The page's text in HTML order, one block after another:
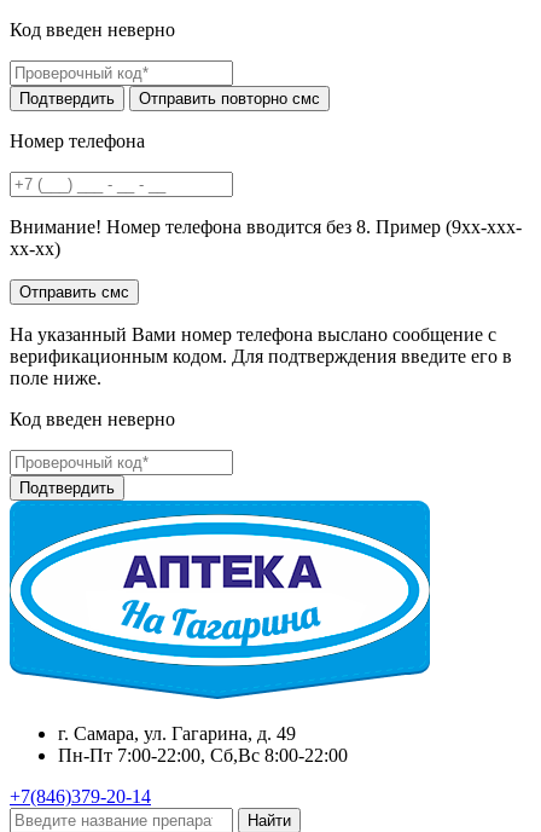
Код введен неверно
Номер телефона
Внимание! Номер телефона вводится без 8. Пример (9хх-ххх-
хх-хх)
На указанный Вами номер телефона выслано сообщение с
верификационным кодом. Для подтверждения введите его в
поле ниже.
Код введен неверно
г. Самара, ул. Гагарина, д. 49
Пн-Пт 7:00-22:00, Сб,Вс 8:00-22:00
+7(846)379-20-14
Найти